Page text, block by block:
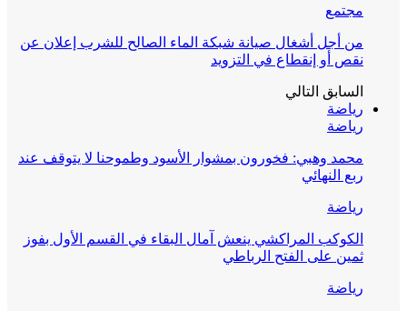
مجتمع
من أجل أشغال صيانة شبكة الماء الصالح للشرب إعلان عن
نقص أو إنقطاع في التزويد
السابق التالي
رياضة
رياضة
محمد وهبي: فخورون بمشوار الأسود وطموحنا لا يتوقف عند
ربع النهائي
رياضة
الكوكب المراكشي ينعش آمال البقاء في القسم الأول بفوز
ثمين على الفتح الرباطي
رياضة